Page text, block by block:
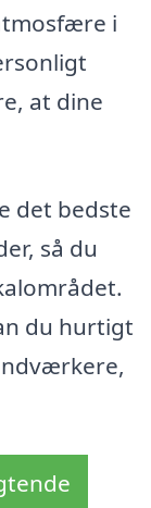
i
at dine
det bedste
så du
du hurtigt